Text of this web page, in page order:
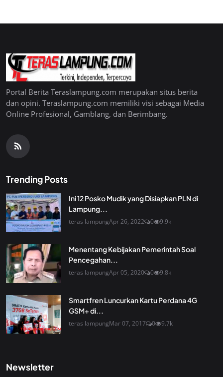
Portal Berita Teraslampung.com merupakan situs berita
dan opini. Teraslampung.com memiliki visi sebagai Media
Online Profesional, Gamblang, dan Berimbang.
Trending Posts
Ini 12 Posko Mudik yang Disiapkan PLN di
Lampung...
teras lampungApr 26, 2022 0 9.9k
Menentang Kebijakan Pemerintah Soal
Pencegahan...
teras lampungApr 05, 2020 0 9.8k
Smartfren Luncurkan Kartu Perdana 4G
GSM+ di...
teras lampungMar 07, 2017 0 9.7k
Newsletter